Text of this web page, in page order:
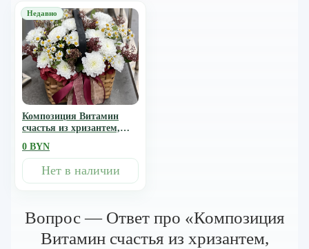
Композиция Витамин
счастья из хризантем,
0 BYN
Нет в наличии
Вопрос — Ответ про «Композиция
Витамин счастья из хризантем,